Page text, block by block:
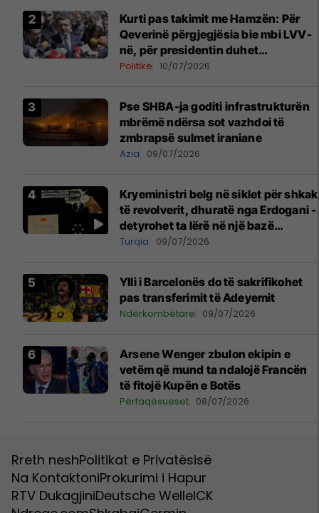
Kurti pas takimit me Hamzën: Për
Qeverinë përgjegjësia bie mbi LVV-
në, për presidentin duhet
bashkëpunim i të gjitha partive
Politikë 10/07/2026
Pse SHBA-ja goditi infrastrukturën
mbrëmë ndërsa sot vazhdoi të
zmbrapsë sulmet iraniane
Azia 09/07/2026
Kryeministri belg në siklet për shkak
të revolverit, dhuratë nga Erdogani -
detyrohet ta lërë në një bazë
ushtarake
Turqia 09/07/2026
Ylli i Barcelonës do të sakrifikohet
pas transferimit të Adeyemit
Ndërkombëtare 09/07/2026
Arsene Wenger zbulon ekipin e
vetëm që mund ta ndalojë Francën
të fitojë Kupën e Botës
Përfaqësueset 08/07/2026
Rreth neshPolitikat e Privatësisë
Na KontaktoniProkurimi i Hapur
RTV DukagjiniDeutsche WelleICK